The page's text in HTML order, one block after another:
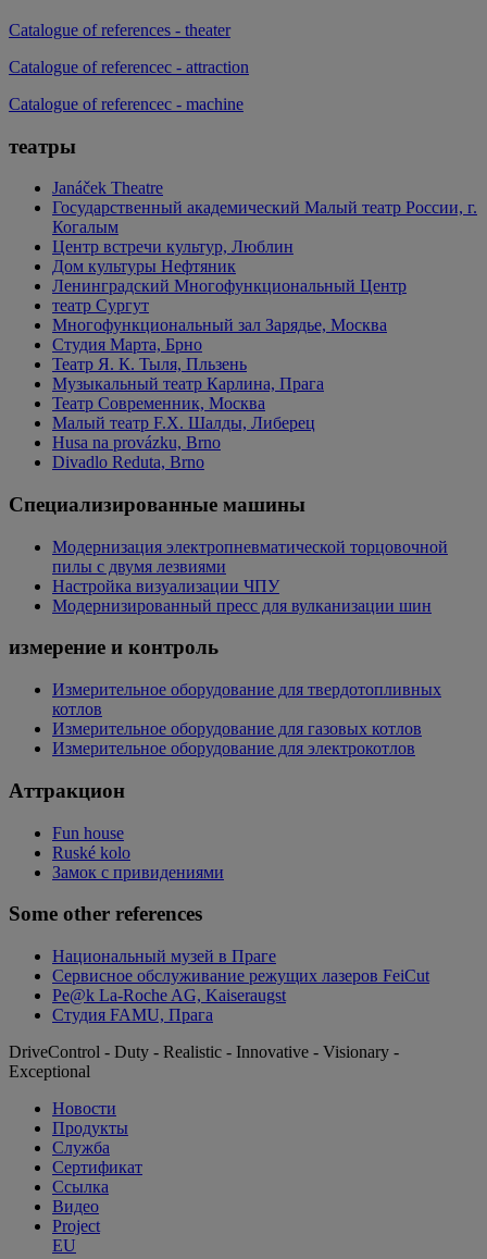
Catalogue of references - theater
Catalogue of referencec - attraction
Catalogue of referencec - machine
театры
Janáček Theatre
Государственный академический Малый театр России, г.
Когалым
Центр встречи культур, Люблин
Дом культуры Нефтяник
Ленинградский Многофункциональный Центр
театр Сургут
Многофункциональный зал Зарядье, Москва
Студия Марта, Брно
Театр Я. К. Тыля, Пльзень
Музыкальный театр Карлина, Прага
Театр Современник, Москва
Малый театр F.X. Шалды, Либерец
Husa na provázku, Brno
Divadlo Reduta, Brno
Специализированные машины
Модернизация электропневматической торцовочной
пилы с двумя лезвиями
Настройка визуализации ЧПУ
Модернизированный пресс для вулканизации шин
измерение и контроль
Измерительное оборудование для твердотопливных
котлов
Измерительное оборудование для газовых котлов
Измерительное оборудование для электрокотлов
Aттракцион
Fun house
Ruské kolo
Замок с привидениями
Some other references
Национальный музей в Праге
Сервисное обслуживание режущих лазеров FeiCut
Pe@k La-Roche AG, Kaiseraugst
Студия FAMU, Прага
DriveControl - Duty - Realistic - Innovative - Visionary -
Exceptional
Новости
Продукты
Служба
Сертификат
Ссылка
Видео
Project
EU